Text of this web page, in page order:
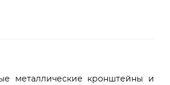
металлические кронштейны и